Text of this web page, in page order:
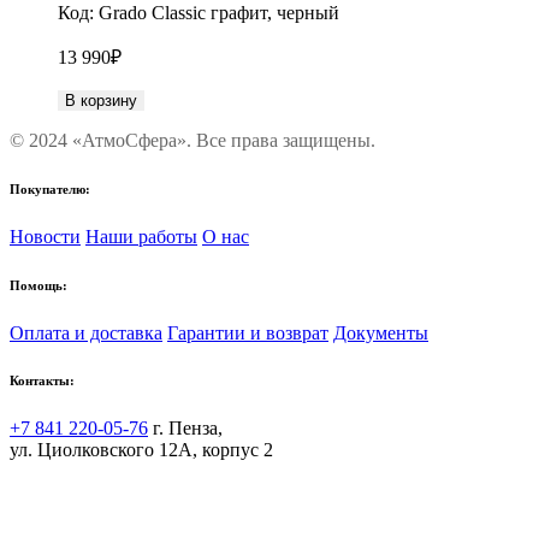
Код: Grado Classic графит, черный
13 990₽
В корзину
© 2024 «АтмоСфера». Все права защищены.
Покупателю:
Новости Наши работы О нас
Помощь:
Оплата и доставка Гарантии и возврат Документы
Контакты:
+7 841 220-05-76 г. Пенза,
ул. Циолковского 12А, корпус 2